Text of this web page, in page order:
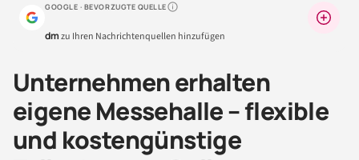
GOOGLE · BEVORZUGTE QUELLEWarum lohnt sich das?
dmzu Ihren Nachrichtenquellen hinzufügen
Unternehmen erhalten
eigene Messehalle – flexible
und kostengünstige